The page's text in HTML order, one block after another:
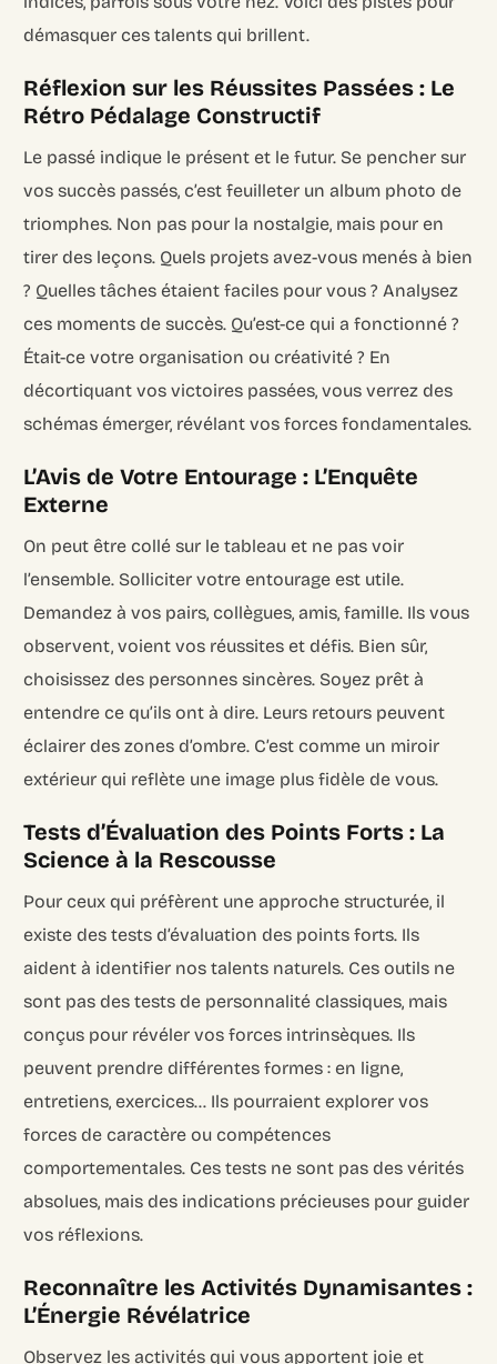
démasquer ces talents qui brillent.
Réflexion sur les Réussites Passées : Le
Rétro Pédalage Constructif
Le passé indique le présent et le futur. Se pencher sur
vos succès passés, c’est feuilleter un album photo de
triomphes. Non pas pour la nostalgie, mais pour en
tirer des leçons. Quels projets avez-vous menés à bien
? Quelles tâches étaient faciles pour vous ? Analysez
ces moments de succès. Qu’est-ce qui a fonctionné ?
Était-ce votre organisation ou créativité ? En
décortiquant vos victoires passées, vous verrez des
schémas émerger, révélant vos forces fondamentales.
L’Avis de Votre Entourage : L’Enquête
Externe
On peut être collé sur le tableau et ne pas voir
l’ensemble. Solliciter votre entourage est utile.
Demandez à vos pairs, collègues, amis, famille. Ils vous
observent, voient vos réussites et défis. Bien sûr,
choisissez des personnes sincères. Soyez prêt à
entendre ce qu’ils ont à dire. Leurs retours peuvent
éclairer des zones d’ombre. C’est comme un miroir
extérieur qui reflète une image plus fidèle de vous.
Tests d’Évaluation des Points Forts : La
Science à la Rescousse
Pour ceux qui préfèrent une approche structurée, il
existe des tests d’évaluation des points forts. Ils
aident à identifier nos talents naturels. Ces outils ne
sont pas des tests de personnalité classiques, mais
conçus pour révéler vos forces intrinsèques. Ils
peuvent prendre différentes formes : en ligne,
entretiens, exercices… Ils pourraient explorer vos
forces de caractère ou compétences
comportementales. Ces tests ne sont pas des vérités
absolues, mais des indications précieuses pour guider
vos réflexions.
Reconnaître les Activités Dynamisantes :
L’Énergie Révélatrice
Observez les activités qui vous apportent joie et